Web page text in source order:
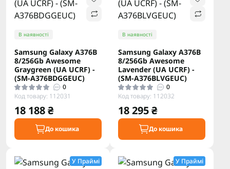
В наявності
Samsung Galaxy A376B
8/256Gb Awesome
Graygreen (UA UCRF) -
(SM-A376BDGGEUC)
0
Код товару: 112031
18 188 ₴
До кошика
В наявності
Samsung Galaxy A376B
8/256Gb Awesome
Lavender (UA UCRF) -
(SM-A376BLVGEUC)
0
Код товару: 112032
18 295 ₴
До кошика
У Праймі У Праймі